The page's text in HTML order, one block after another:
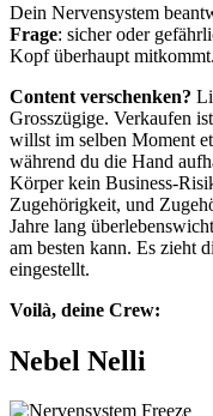
Dein Nervensystem
Frage: sicher oder
Kopf überhaupt mitkommt.
Content verschenken?
Grosszügige. Verkaufen
willst im selben Moment
während du die Hand
Körper kein Business-
Zugehörigkeit, und
Jahre lang
am besten kann. Es zieht
eingestellt.
Voilà, deine Crew:
Nebel Nelli